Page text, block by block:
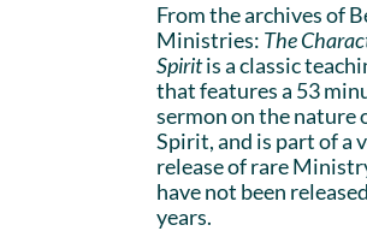
From the archives of
Ministries: The
Spiritis a classic
that features a 53
sermon on the nature
Spirit, and is part of a
release of rare
have not been
years.